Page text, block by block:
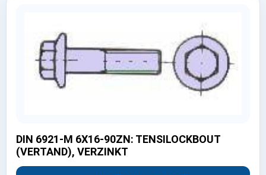
DIN 6921-M 6X16-90ZN: TENSILOCKBOUT
(VERTAND), VERZINKT